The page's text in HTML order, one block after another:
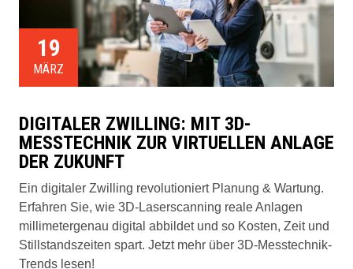
19
MÄRZ
DIGITALER ZWILLING: MIT 3D-
MESSTECHNIK ZUR VIRTUELLEN ANLAGE
DER ZUKUNFT
Ein digitaler Zwilling revolutioniert Planung & Wartung.
Erfahren Sie, wie 3D-Laserscanning reale Anlagen
millimetergenau digital abbildet und so Kosten, Zeit und
Stillstandszeiten spart. Jetzt mehr über 3D-Messtechnik-
Trends lesen!